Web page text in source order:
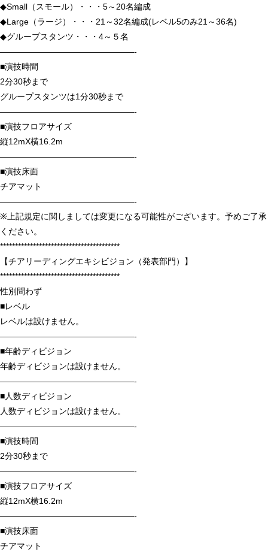
◆Small（スモール）・・・5～20名編成
◆Large（ラージ）・・・21～32名編成(レベル5のみ21～36名)
◆グループスタンツ・・・4～５名
————————————————-
■演技時間
2分30秒まで
グループスタンツは1分30秒まで
————————————————-
■演技フロアサイズ
縦12mX横16.2m
————————————————-
■演技床面
チアマット
————————————————-
※上記規定に関しましては変更になる可能性がございます。予めご了承
ください。
****************************************
【チアリーディングエキシビジョン（発表部門）】
****************************************
性別問わず
■レベル
レベルは設けません。
————————————————-
■年齢ディビジョン
年齢ディビジョンは設けません。
————————————————-
■人数ディビジョン
人数ディビジョンは設けません。
————————————————-
■演技時間
2分30秒まで
————————————————-
■演技フロアサイズ
縦12mX横16.2m
————————————————-
■演技床面
チアマット